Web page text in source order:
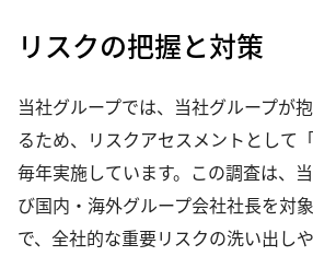
リスクの把握と対策
当社グループでは、当社グループが
るため、リスクアセスメントとして
毎年実施しています。この調査は、
び国内・海外グループ会社社長を対
で、全社的な重要リスクの洗い出し